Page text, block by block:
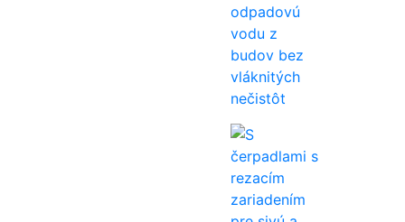
odpadovú
vodu z
budov bez
vláknitých
nečistôt